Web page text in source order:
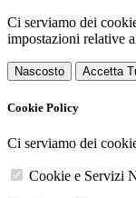
Ci serviamo dei
impostazioni relative
Nascosto Accetta
Cookie Policy
Ci serviamo dei
Cookie e Servizi